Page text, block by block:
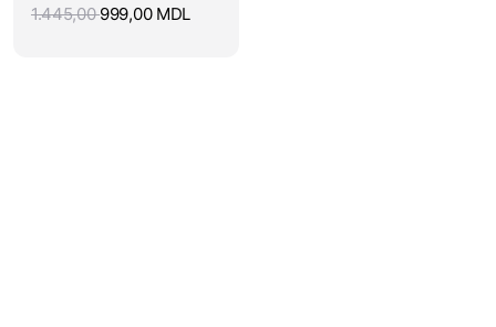
1.445,00999,00 MDL